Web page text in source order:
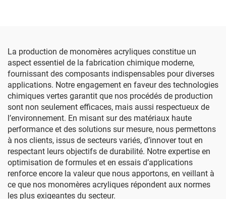
La production de monomères acryliques constitue un
aspect essentiel de la fabrication chimique moderne,
fournissant des composants indispensables pour diverses
applications. Notre engagement en faveur des technologies
chimiques vertes garantit que nos procédés de production
sont non seulement efficaces, mais aussi respectueux de
l’environnement. En misant sur des matériaux haute
performance et des solutions sur mesure, nous permettons
à nos clients, issus de secteurs variés, d’innover tout en
respectant leurs objectifs de durabilité. Notre expertise en
optimisation de formules et en essais d’applications
renforce encore la valeur que nous apportons, en veillant à
ce que nos monomères acryliques répondent aux normes
les plus exigeantes du secteur.